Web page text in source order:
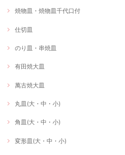
焼物皿・焼物皿千代口付
仕切皿
のり皿・串焼皿
有田焼大皿
萬古焼大皿
丸皿(大・中・小)
角皿(大・中・小)
変形皿(大・中・小)